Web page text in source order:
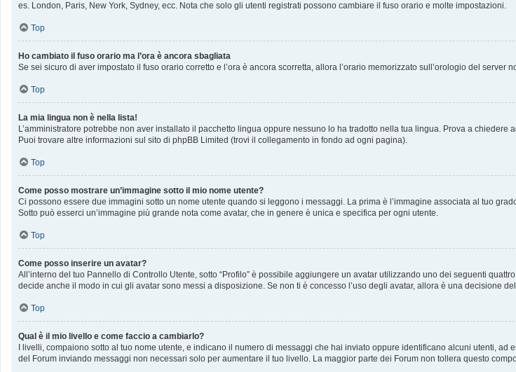
es. London, Paris, New York, Sydney, ecc. Nota che solo gli utenti registrati possono cambiare il fuso orario e molte impostazioni.
Top
Ho cambiato il fuso orario ma l’ora è ancora sbagliata
Se sei sicuro di aver impostato il fuso orario corretto e l’ora è ancora scorretta, allora l’orario memorizzato sull’orologio del server
Top
La mia lingua non è nella lista!
L’amministratore potrebbe non aver installato il pacchetto lingua oppure nessuno lo ha tradotto nella tua lingua. Prova a
Puoi trovare altre informazioni sul sito di phpBB Limited (trovi il collegamento in fondo ad ogni pagina).
Top
Come posso mostrare un’immagine sotto il mio nome utente?
Ci possono essere due immagini sotto un nome utente quando si leggono i messaggi. La prima è l’immagine associata al tuo
Sotto può esserci un’immagine più grande nota come avatar, che in genere è unica e specifica per ogni utente.
Top
Come posso inserire un avatar?
All’interno del tuo Pannello di Controllo Utente, sotto “Profilo” è possibile aggiungere un avatar utilizzando uno dei seguenti
decide anche il modo in cui gli avatar sono messi a disposizione. Se non ti è concesso l’uso degli avatar, allora è una decisione
Top
Qual è il mio livello e come faccio a cambiarlo?
I livelli, compaiono sotto al tuo nome utente, e indicano il numero di messaggi che hai inviato oppure identificano alcuni utenti,
del Forum inviando messaggi non necessari solo per aumentare il tuo livello. La maggior parte dei Forum non tollera questo